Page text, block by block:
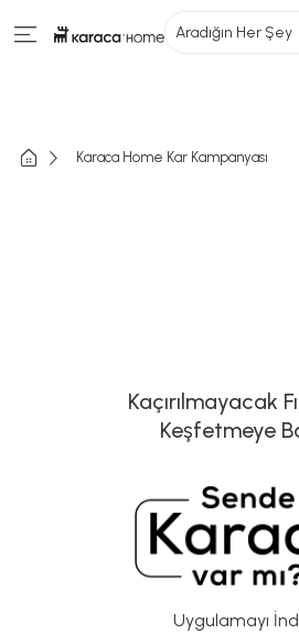
Aradığın Her Şey
Karaca Home Kar Kampanyası
Kaçırılmayacak
Keşfetmeye
Uygulamayı